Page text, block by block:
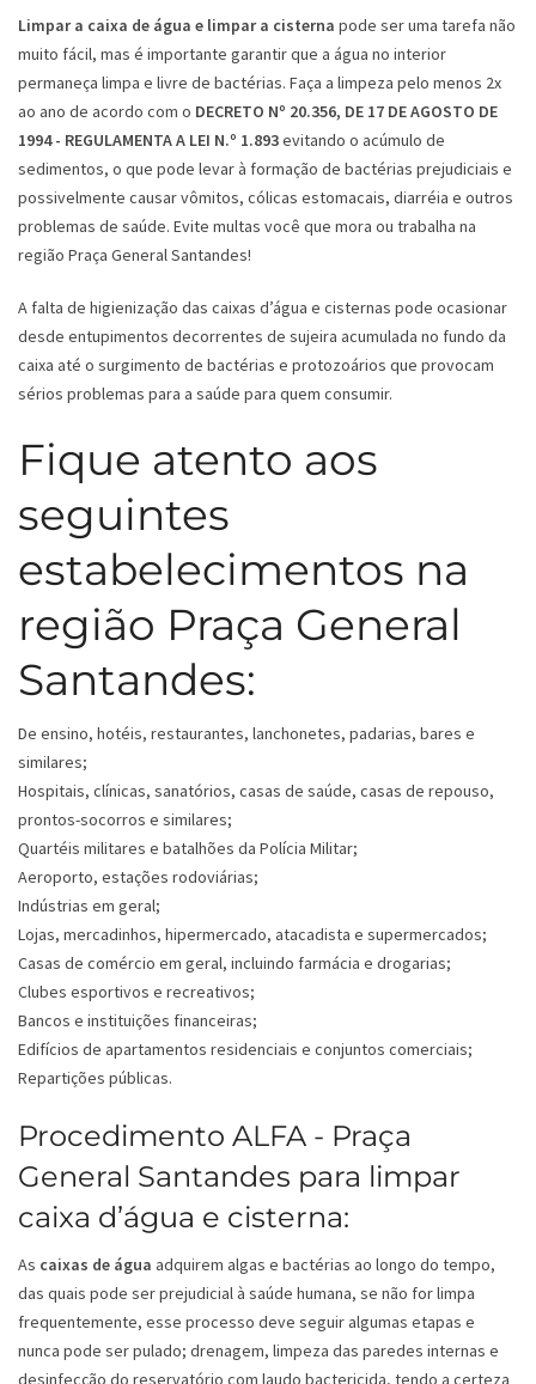
Limpar a caixa de água e limpar a cisterna pode ser uma tarefa não
muito fácil, mas é importante garantir que a água no interior
permaneça limpa e livre de bactérias. Faça a limpeza pelo menos 2x
ao ano de acordo com o DECRETO Nº 20.356, DE 17 DE AGOSTO DE
1994 - REGULAMENTA A LEI N.º 1.893evitando o acúmulo de
sedimentos, o que pode levar à formação de bactérias prejudiciais e
possivelmente causar vômitos, cólicas estomacais, diarréia e outros
problemas de saúde. Evite multas você que mora ou trabalha na
região Praça General Santandes!
A falta de higienização das caixas d’água e cisternas pode ocasionar
desde entupimentos decorrentes de sujeira acumulada no fundo da
caixa até o surgimento de bactérias e protozoários que provocam
sérios problemas para a saúde para quem consumir.
Fique atento aos
seguintes
estabelecimentos na
região Praça General
Santandes:
De ensino, hotéis, restaurantes, lanchonetes, padarias, bares e
similares;
Hospitais, clínicas, sanatórios, casas de saúde, casas de repouso,
prontos-socorros e similares;
Quartéis militares e batalhões da Polícia Militar;
Aeroporto, estações rodoviárias;
Indústrias em geral;
Lojas, mercadinhos, hipermercado, atacadista e supermercados;
Casas de comércio em geral, incluindo farmácia e drogarias;
Clubes esportivos e recreativos;
Bancos e instituições financeiras;
Edifícios de apartamentos residenciais e conjuntos comerciais;
Repartições públicas.
Procedimento ALFA - Praça
General Santandes para limpar
caixa d’água e cisterna:
As caixas de água adquirem algas e bactérias ao longo do tempo,
das quais pode ser prejudicial à saúde humana, se não for limpa
frequentemente, esse processo deve seguir algumas etapas e
nunca pode ser pulado; drenagem, limpeza das paredes internas e
desinfecção do reservatório com laudo bactericida, tendo a certeza